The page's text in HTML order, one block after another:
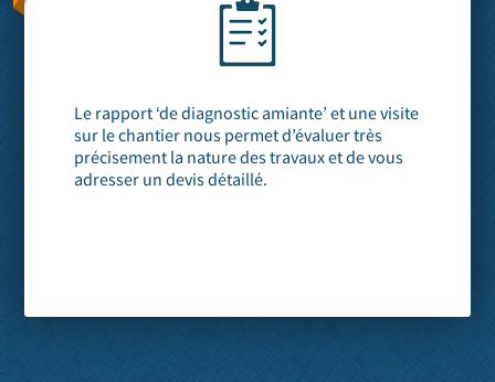
Le rapport ‘de diagnostic amiante’ et une visite
sur le chantier nous permet d’évaluer très
précisement la nature des travaux et de vous
adresser un devis détaillé.